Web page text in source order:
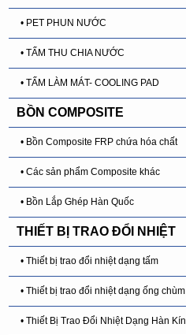
• PET PHUN NƯỚC
• TẤM THU CHIA NƯỚC
• TẤM LÀM MÁT- COOLING PAD
BỒN COMPOSITE
• Bồn Composite FRP chứa hóa chất
• Các sản phẩm Composite khác
• Bồn Lắp Ghép Hàn Quốc
THIẾT BỊ TRAO ĐỔI NHIỆT
• Thiết bị trao đổi nhiệt dạng tấm
• Thiết bị trao đổi nhiệt dạng ống chùm
• Thiết Bị Trao Đổi Nhiệt Dạng Hàn Kín